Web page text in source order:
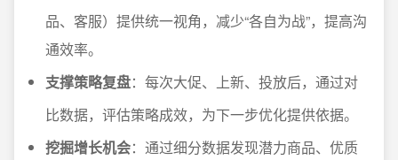
品、客服）提供统一视角，减少“各自为战”，提高沟
通效率。
支撑策略复盘：每次大促、上新、投放后，通过对
比数据，评估策略成效，为下一步优化提供依据。
挖掘增长机会：通过细分数据发现潜力商品、优质